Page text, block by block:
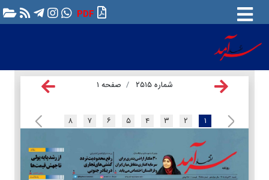
PDF
شماره ۲۵۱۵ صفحه ۱
۱ ۲ ۳ ۴ ۵ ۶ ۷ ۸